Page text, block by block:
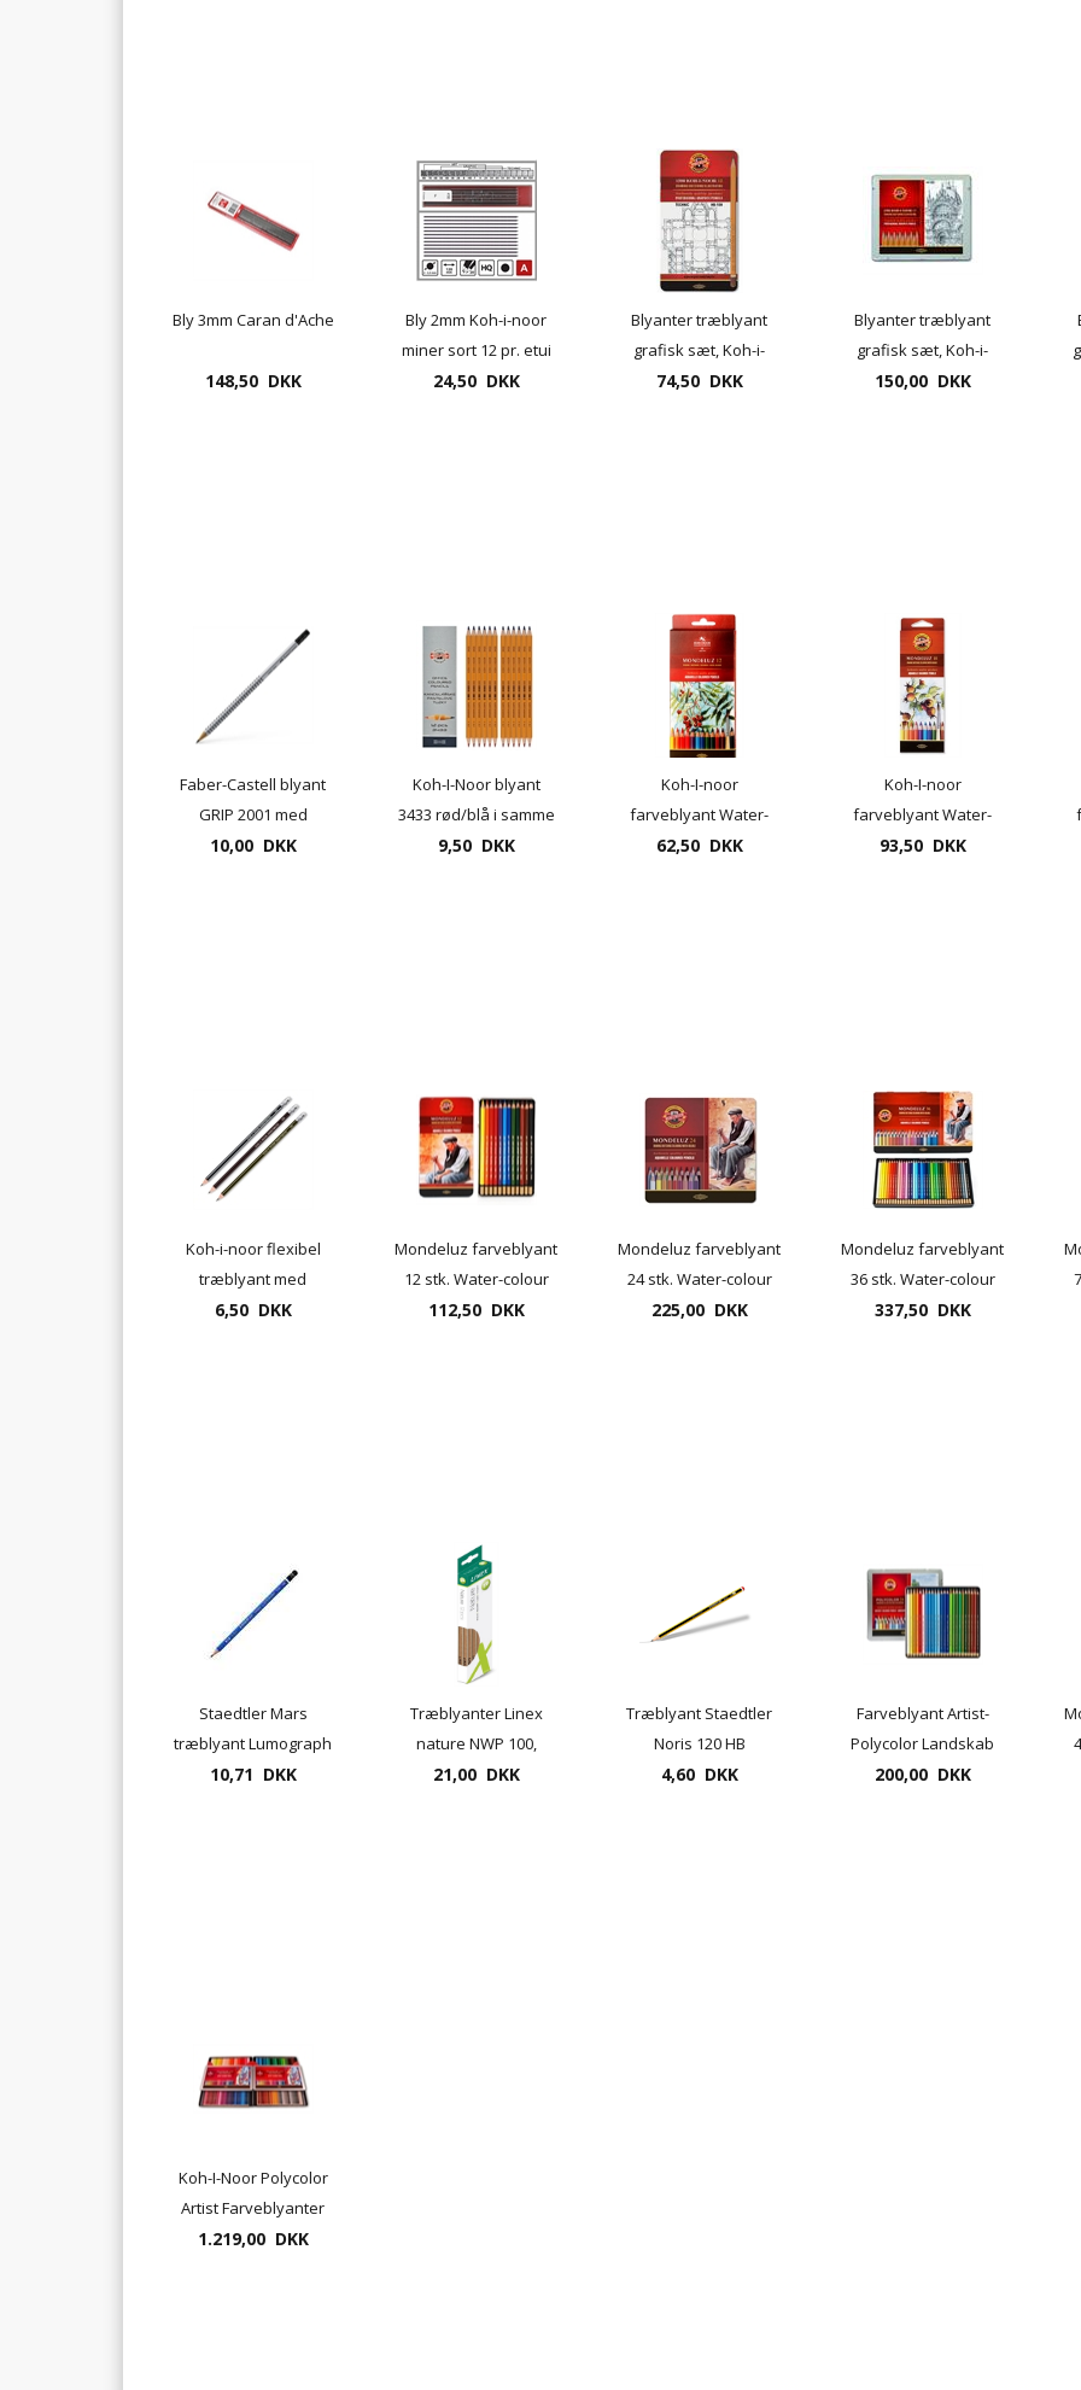
Bly 3mm Caran d'Ache
148,50 DKK
Bly 2mm Koh-i-noor
miner sort 12 pr. etui
24,50 DKK
Blyanter træblyant
grafisk sæt, Koh-i-
noor 1500, 12 stk/sæt
74,50 DKK
Blyanter træblyant
grafisk sæt, Koh-i-
noor, 1500, 24 stk/sæt
150,00 DKK
Faber-Castell blyant
GRIP 2001 med
viskelæder, H el. HB,
10,00 DKK
Koh-I-Noor blyant
3433 rød/blå i samme
blyant
9,50 DKK
Koh-I-noor
farveblyant Water-
colour Mondeluz 12
62,50 DKK
Koh-I-noor
farveblyant Water-
colour Mondeluz, 18
93,50 DKK
Koh-i-noor flexibel
træblyant med
viskelæder
6,50 DKK
Mondeluz farveblyant
12 stk. Water-colour
metalæske
112,50 DKK
Mondeluz farveblyant
24 stk. Water-colour
metalæske
225,00 DKK
Mondeluz farveblyant
36 stk. Water-colour
metalæske
337,50 DKK
Staedtler Mars
træblyant Lumograph
100
10,71 DKK
Træblyanter Linex
nature NWP 100,
forskellige hårdheder
21,00 DKK
Træblyant Staedtler
Noris 120 HB
4,60 DKK
Farveblyant Artist-
Polycolor Landskab
el. Portræt - 24 stk.
200,00 DKK
Koh-I-Noor Polycolor
Artist Farveblyanter
144 pr. æske ( leveres
1.219,00 DKK